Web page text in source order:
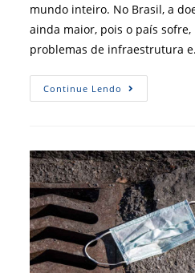
mundo inteiro. No Brasil, a
ainda maior, pois o país sofre,
problemas de infraestrutura
Continue Lendo Senado
Aprova
Acesso
À
Água
E
Ao
Esgoto